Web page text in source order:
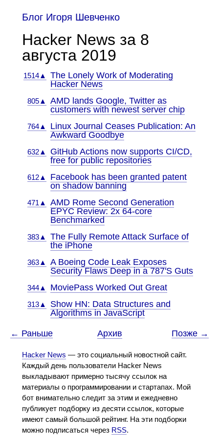
Блог Игоря Шевченко
Hacker News за 8
августа 2019
1514▲
The Lonely Work of Moderating
Hacker News
805▲
AMD lands Google, Twitter as
customers with newest server chip
764▲
Linux Journal Ceases Publication: An
Awkward Goodbye
632▲
GitHub Actions now supports CI/CD,
free for public repositories
612▲
Facebook has been granted patent
on shadow banning
471▲
AMD Rome Second Generation
EPYC Review: 2x 64-core
Benchmarked
383▲
The Fully Remote Attack Surface of
the iPhone
363▲
A Boeing Code Leak Exposes
Security Flaws Deep in a 787'S Guts
344▲ MoviePass Worked Out Great
313▲
Show HN: Data Structures and
Algorithms in JavaScript
← Раньше Архив Позже →
Hacker News — это социальный новостной сайт.
Каждый день пользователи Hacker News
выкладывают примерно тысячу ссылок на
материалы о программировании и стартапах. Мой
бот внимательно следит за этим и ежедневно
публикует подборку из десяти ссылок, которые
имеют самый большой рейтинг. На эти подборки
можно подписаться через RSS.